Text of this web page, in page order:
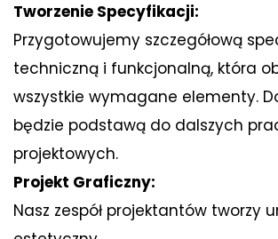
Tworzenie Specyfikacji:
Przygotowujemy szczegółową
techniczną i funkcjonalną, która
wszystkie wymagane elementy.
będzie podstawą do dalszych
projektowych.
Projekt Graficzny:
Nasz zespół projektantów tworzy